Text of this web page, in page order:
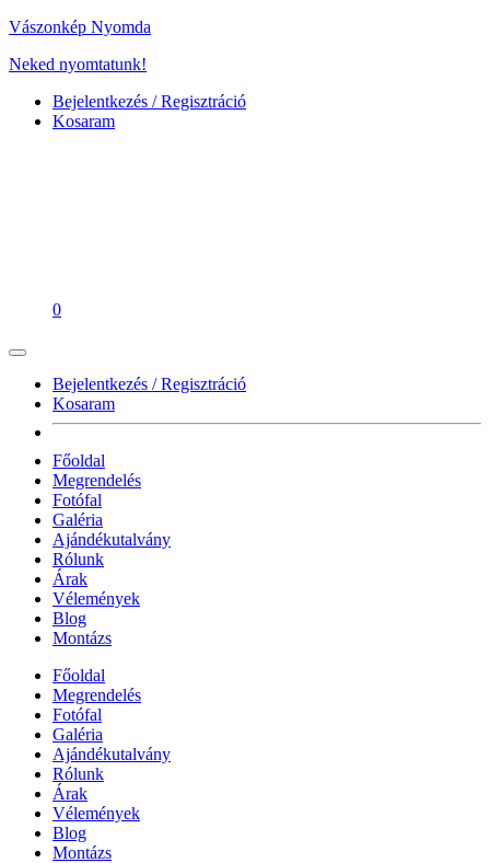
Vászonkép Nyomda
Neked nyomtatunk!
Bejelentkezés / Regisztráció
Kosaram
0
Bejelentkezés / Regisztráció
Kosaram
Főoldal
Megrendelés
Fotófal
Galéria
Ajándékutalvány
Rólunk
Árak
Vélemények
Blog
Montázs
Főoldal
Megrendelés
Fotófal
Galéria
Ajándékutalvány
Rólunk
Árak
Vélemények
Blog
Montázs